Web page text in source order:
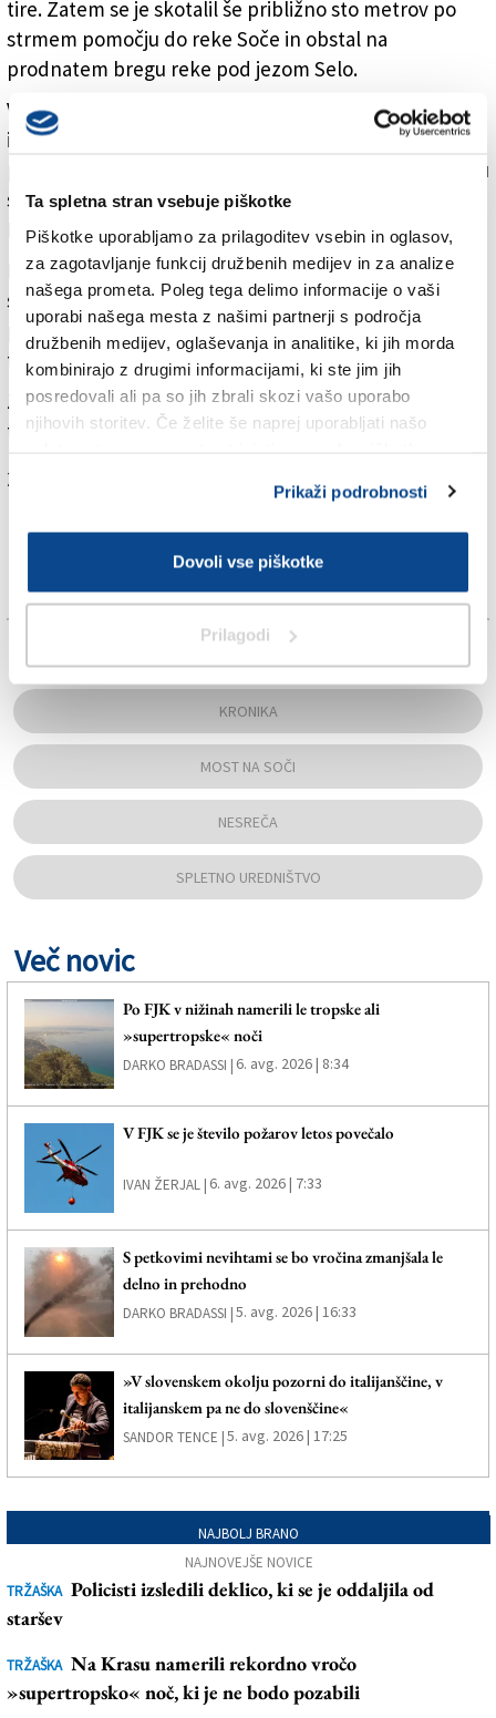
Ta spletna stran vsebuje piškotke
Piškotke uporabljamo za prilagoditev vsebin in oglasov,
za zagotavljanje funkcij družbenih medijev in za analize
našega prometa. Poleg tega delimo informacije o vaši
uporabi našega mesta z našimi partnerji s področja
družbenih medijev, oglaševanja in analitike, ki jih morda
kombinirajo z drugimi informacijami, ki ste jim jih
posredovali ali pa so jih zbrali skozi vašo uporabo
njihovih storitev. Če želite še naprej uporabljati našo
Prikaži podrobnosti
Dovoli vse piškotke
Prilagodi
tire. Zatem se je skotalil še približno sto metrov po
strmem pomočju do reke Soče in obstal na
prodnatem bregu reke pod jezom Selo.
Voznika so na kraju oskrbeli reševalci NMP ZD Tolmin
in ga z reševalnim vozilom odpeljali na nadaljnji
preventivni pregled v šempetrsko bolnišnico. Na kraju
so policistom in reševalcem pomoč nudili tudi gasilci
PGD Tolmin, ki so zavarovali kraj nezgode.
Nastalo škodo na železniški infrastrukturi pristojne
službe še ocenjujejo, saj so se poškodovali leseni
pragovi na železnici, kovinska ograja ter
telekomunikacijski kabli.
Zaradi strmega in težko dostopnega terena razbitine
traktorja še odstranjujejo.
Za branje in pisanje komentarjevje potrebna prijava
KRONIKA
MOST NA SOČI
NESREČA
SPLETNO UREDNIŠTVO
Več novic
Po FJK v nižinah namerili le tropske ali
»supertropske« noči
DARKO BRADASSI | 6. avg. 2026 | 8:34
V FJK se je število požarov letos povečalo
IVAN ŽERJAL | 6. avg. 2026 | 7:33
S petkovimi nevihtami se bo vročina zmanjšala le
delno in prehodno
DARKO BRADASSI |5. avg. 2026 | 16:33
»V slovenskem okolju pozorni do italijanščine, v
italijanskem pa ne do slovenščine«
SANDOR TENCE |5. avg. 2026 | 17:25
NAJBOLJ BRANO
NAJNOVEJŠE NOVICE
TRŽAŠKA Policisti izsledili deklico, ki se je oddaljila od
staršev
TRŽAŠKA Na Krasu namerili rekordno vročo
»supertropsko« noč, ki je ne bodo pozabili